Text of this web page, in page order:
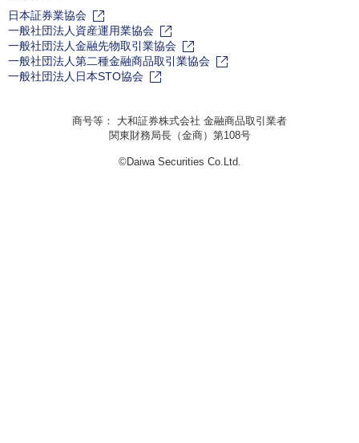
日本証券業協会
一般社団法人資産運用業協会
一般社団法人金融先物取引業協会
一般社団法人第二種金融商品取引業協会
一般社団法人日本STO協会
商号等： 大和証券株式会社 金融商品取引業者
関東財務局長（金商）第108号
©Daiwa Securities Co.Ltd.